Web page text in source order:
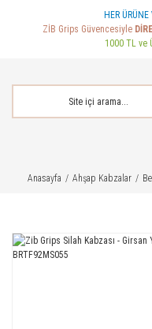
HER ÜRÜNE
ZİB Grips Güvencesiyle
1000 TL ve
Anasayfa Ahşap Kabzalar